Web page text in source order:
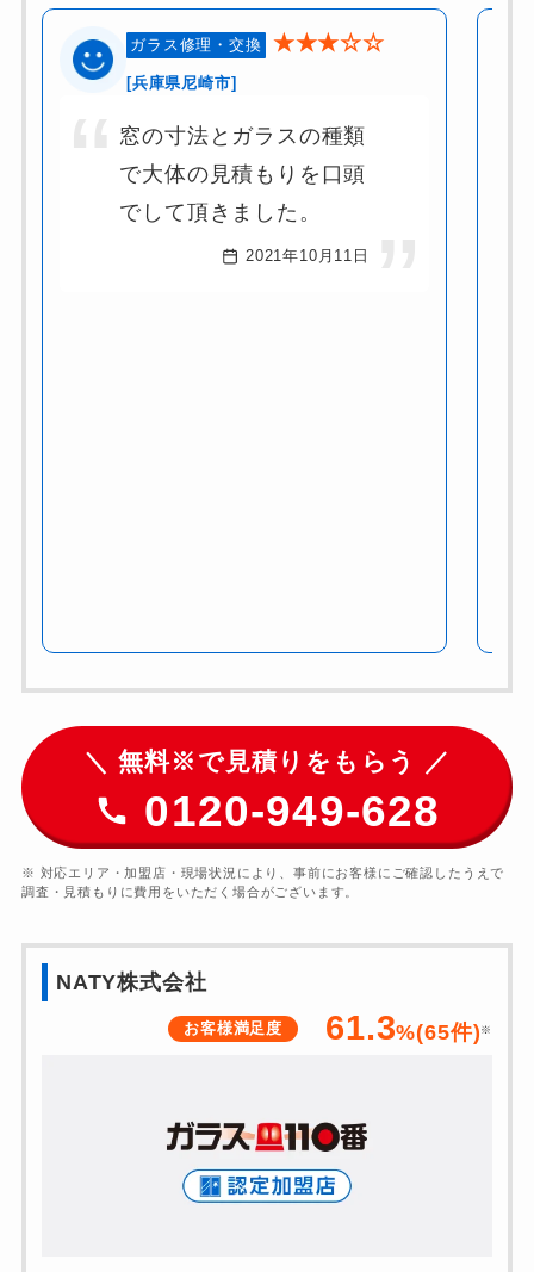
ガラス修理・交換 ★★★☆☆
[兵庫県尼崎市]
窓の寸法とガラスの種類
で大体の見積もりを口頭
でして頂きました。
2021年10月11日
＼ 無料※で見積りをもらう ／
0120-949-628
※ 対応エリア・加盟店・現場状況により、事前にお客様にご確認したうえで
調査・見積もりに費用をいただく場合がございます。
NATY株式会社
お客様満足度 61.3%(65件) ※